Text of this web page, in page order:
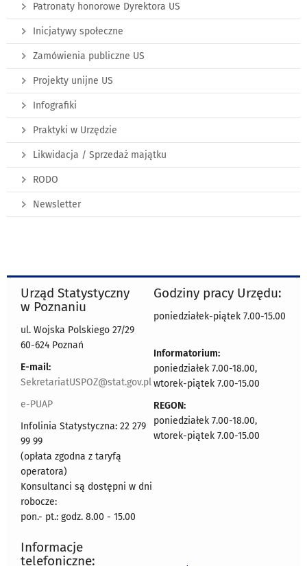
Patronaty honorowe Dyrektora US
Inicjatywy społeczne
Zamówienia publiczne US
Projekty unijne US
Infografiki
Praktyki w Urzędzie
Likwidacja / Sprzedaż majątku
RODO
Newsletter
Urząd Statystyczny
w Poznaniu
ul. Wojska Polskiego 27/29
60-624 Poznań
E-mail:
SekretariatUSPOZ@stat.gov.pl
e-PUAP
Infolinia Statystyczna: 22 279
99 99
(opłata zgodna z taryfą
operatora)
Konsultanci są dostępni w dni
robocze:
pon.- pt.: godz. 8.00 - 15.00
Godziny pracy Urzędu:
poniedziałek-piątek 7.00-15.00
Informatorium:
poniedziałek 7.00-18.00,
wtorek-piątek 7.00-15.00
REGON:
poniedziałek 7.00-18.00,
wtorek-piątek 7.00-15.00
Informacje
telefoniczne: